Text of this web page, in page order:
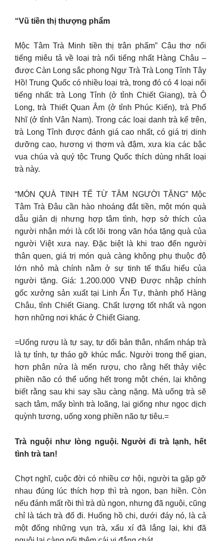
“Vũ tiền thị thượng phẩm
Mộc Tâm Trà Minh tiền thị trân phẩm” Câu thơ nổi
tiếng miêu tả về loại trà nổi tiếng nhất Hàng Châu –
được Càn Long sắc phong Ngự Trà Trà Long Tỉnh Tây
Hồ! Trung Quốc có nhiều loại trà, trong đó có 4 loại nổi
tiếng nhất: trà Long Tỉnh (ở tỉnh Chiết Giang), trà Ô
Long, trà Thiết Quan Âm (ở tỉnh Phúc Kiến), trà Phổ
Nhĩ (ở tỉnh Vân Nam). Trong các loại danh trà kể trên,
trà Long Tỉnh được đánh giá cao nhất, có giá trị dinh
dưỡng cao, hương vị thơm và đậm, xưa kia các bậc
vua chúa và quý tộc Trung Quốc thích dùng nhất loại
trà này.
“MÓN QUÀ TINH TẾ TỪ TÂM NGƯỜI TẶNG” Mộc
Tâm Trà Đâu cần hào nhoáng đắt tiền, một món quà
dẫu giản dị nhưng hợp tâm tình, hợp sở thích của
người nhận mới là cốt lõi trong văn hóa tặng quà của
người Việt xưa nay. Đặc biệt là khi trao đến người
thân quen, giá trị món quà càng không phụ thuộc độ
lớn nhỏ mà chính nằm ở sự tinh tế thấu hiểu của
người tặng. Giá: 1.200.000 VNĐ Được nhập chính
gốc xưởng sản xuất tại Linh Ẩn Tự, thành phố Hàng
Châu, tỉnh Chiết Giang. Chất lượng tốt nhất và ngon
hơn những nơi khác ở Chiết Giang.
=Uống rượu là tự say, tự dối bản thân, nhấm nháp trà
là tự tỉnh, tự tháo gỡ khúc mắc. Người trong thế gian,
hơn phân nửa là mến rượu, cho rằng hết thảy việc
phiền não có thể uống hết trong một chén, lại không
biết rằng sau khi say sầu càng nặng. Mà uống trà sẽ
sạch tâm, mấy bình trà loãng, lại giống như ngọc dịch
quỳnh tương, uống xong phiền não tự tiêu.=
Trà nguội như lòng nguội. Người đi trà lạnh, hết
tình trà tan!
Chợt nghĩ, cuộc đời có nhiều cơ hội, người ta gặp gỡ
nhau đúng lúc thích hợp thì trà ngon, bạn hiền. Còn
nếu đánh mất rồi thì trà dù ngon, nhưng đã nguội, cũng
chỉ là tách trà đổ đi. Huống hồ chi, dưới đáy nó, là cả
một đống những vụn trà, xấu xí đã lắng lại, khi đã